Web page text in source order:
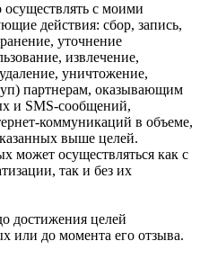
с моими
действия: сбор, запись,
уточнение
извлечение,
уничтожение,
партнерам, оказывающим
и SMS‑сообщений,
в объеме,
выше целей.
может осуществляться как с
так и без их
достижения целей
или до момента его отзыва.